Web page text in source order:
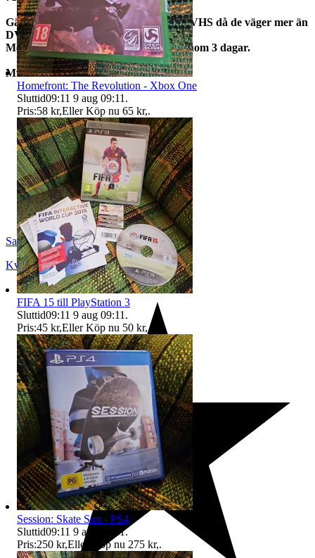
Gäller Endast för DVD film ej för spel/VHS då de väger mer än
DVD
Men samfraktar givetvis allt ni köper inom 3 dagar.
Mvh Sands Of Time
SandsOfTime
Kvänum,Sverige
Homefront: The Revolution - Xbox One
Sluttid09:11 9 aug 09:11 .
Pris:58 kr,Eller Köp nu 65 kr,.
FIFA 15 till PlayStation 3
Sluttid09:11 9 aug 09:11 .
Pris:45 kr,Eller Köp nu 50 kr,.
Session: Skate Sim - PS4
Sluttid09:11 9 aug 09:11.
Pris:250 kr,Eller Köp nu 275 kr,.